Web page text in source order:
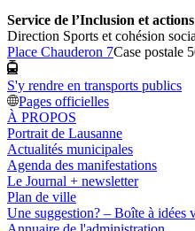
Service de l’Inclusion et
Direction Sports et cohésion
Place Chauderon 7Case postale
S'y rendre en transports publics
Pages officielles
À PROPOS
Portrait de Lausanne
Actualités municipales
Agenda des manifestations
Le Journal + newsletter
Plan de ville
Une suggestion? – Boîte à idées